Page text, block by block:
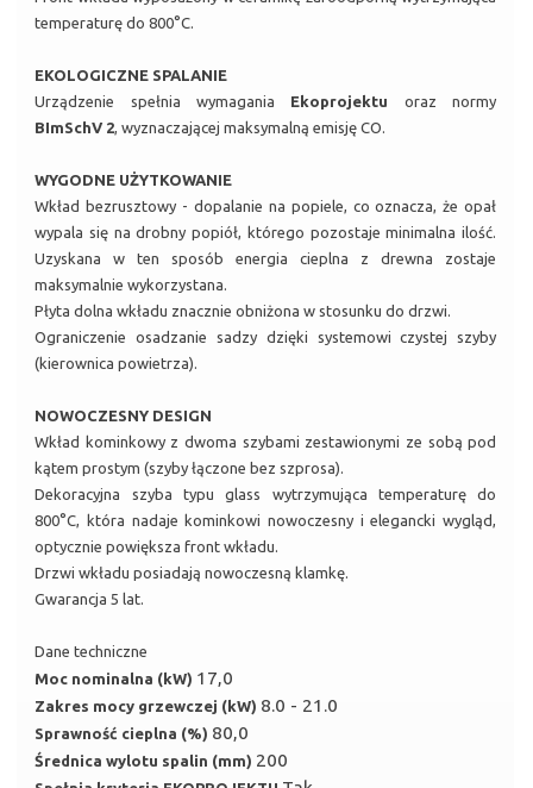
temperaturę do 800°C.
EKOLOGICZNE SPALANIE
Urządzenie spełnia wymagania Ekoprojektu oraz normy
BImSchV 2, wyznaczającej maksymalną emisję CO.
WYGODNE UŻYTKOWANIE
Wkład bezrusztowy - dopalanie na popiele, co oznacza, że opał
wypala się na drobny popiół, którego pozostaje minimalna ilość.
Uzyskana w ten sposób energia cieplna z drewna zostaje
maksymalnie wykorzystana.
Płyta dolna wkładu znacznie obniżona w stosunku do drzwi.
Ograniczenie osadzanie sadzy dzięki systemowi czystej szyby
(kierownica powietrza).
NOWOCZESNY DESIGN
Wkład kominkowy z dwoma szybami zestawionymi ze sobą pod
kątem prostym (szyby łączone bez szprosa).
Dekoracyjna szyba typu glass wytrzymująca temperaturę do
800°C, która nadaje kominkowi nowoczesny i elegancki wygląd,
optycznie powiększa front wkładu.
Drzwi wkładu posiadają nowoczesną klamkę.
Gwarancja 5 lat.
Dane techniczne
Moc nominalna (kW) 17,0
Zakres mocy grzewczej (kW) 8.0 - 21.0
Sprawność cieplna (%) 80,0
Średnica wylotu spalin (mm) 200